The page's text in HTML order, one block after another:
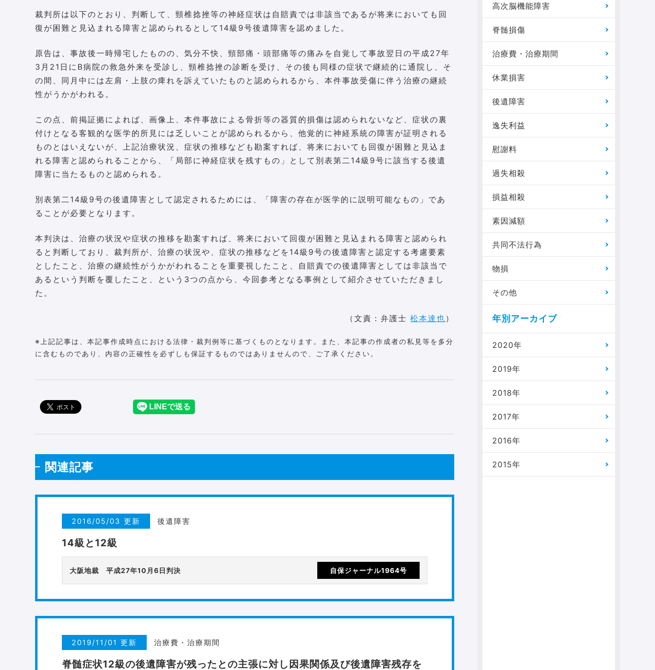
裁判所は以下のとおり、判断して、頸椎捻挫等の神経症状は自賠責では非該当であるが将来においても回
復が困難と見込まれる障害と認められるとして14級9号後遺障害を認めました。
原告は、事故後一時帰宅したものの、気分不快、頸部痛・頭部痛等の痛みを自覚して事故翌日の平成27年
3月21日にB病院の救急外来を受診し、頸椎捻挫の診断を受け、その後も同様の症状で継続的に通院し、そ
の間、同月中には左肩・上肢の痺れを訴えていたものと認められるから、本件事故受傷に伴う治療の継続
性がうかがわれる。
この点、前掲証拠によれば、画像上、本件事故による骨折等の器質的損傷は認められないなど、症状の裏
付けとなる客観的な医学的所見には乏しいことが認められるから、他覚的に神経系統の障害が証明される
ものとはいえないが、上記治療状況、症状の推移なども勘案すれば、将来においても回復が困難と見込ま
れる障害と認められることから、「局部に神経症状を残すもの」として別表第二14級9号に該当する後遺
障害に当たるものと認められる。
別表第二14級9号の後遺障害として認定されるためには、「障害の存在が医学的に説明可能なもの」であ
ることが必要となります。
本判決は、治療の状況や症状の推移を勘案すれば、将来において回復が困難と見込まれる障害と認められ
ると判断しており、裁判所が、治療の状況や、症状の推移などを14級9号の後遺障害と認定する考慮要素
としたこと、治療の継続性がうかがわれることを重要視したこと、自賠責での後遺障害としては非該当で
あるという判断を覆したこと、という3つの点から、今回参考となる事例として紹介させていただきまし
た。
（文責：弁護士 松本達也 ）
※上記記事は、本記事作成時点における法律・裁判例等に基づくものとなります。また、本記事の作成者の私見等を多分
に含むものであり、内容の正確性を必ずしも保証するものではありませんので、ご了承ください。
関連記事
2016/05/03 更新 後遺障害
14級と12級
大阪地裁 平成27年10月6日判決 自保ジャーナル1964号
2019/11/01 更新 治療費・治療期間
脊髄症状12級の後遺障害が残ったとの主張に対し因果関係及び後遺障害残存を
高次脳機能障害
脊髄損傷
治療費・治療期間
休業損害
後遺障害
逸失利益
慰謝料
過失相殺
損益相殺
素因減額
共同不法行為
物損
その他
年別アーカイブ
2020年
2019年
2018年
2017年
2016年
2015年